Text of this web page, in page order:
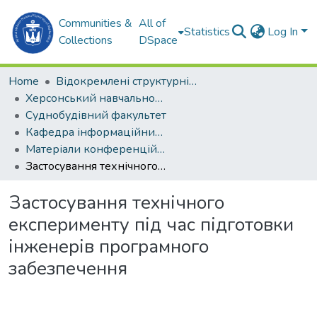
Communities &
Collections
All of
DSpace
Statistics Log In
Home
Відокремлені структурні підрозділи НУК ім. адм. Макарова
Херсонський навчально-науковий інститут НУК ім. адм. Макарова (ХННІ НУК)
Суднобудівний факультет
Кафедра інформаційних технологій та фізико-математичних дисциплін (ІТтаФМД)
Матеріали конференцій (ІТтаФМД)
Застосування технічного експерименту під час підготовки інженерів програмного забезпечення
Застосування технічного
експерименту під час підготовки
інженерів програмного
забезпечення